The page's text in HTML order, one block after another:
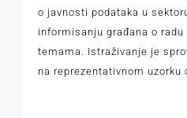
o javnosti podataka u
informisanju građana o
temama. Istraživanje je
na reprezentativnom uzorku